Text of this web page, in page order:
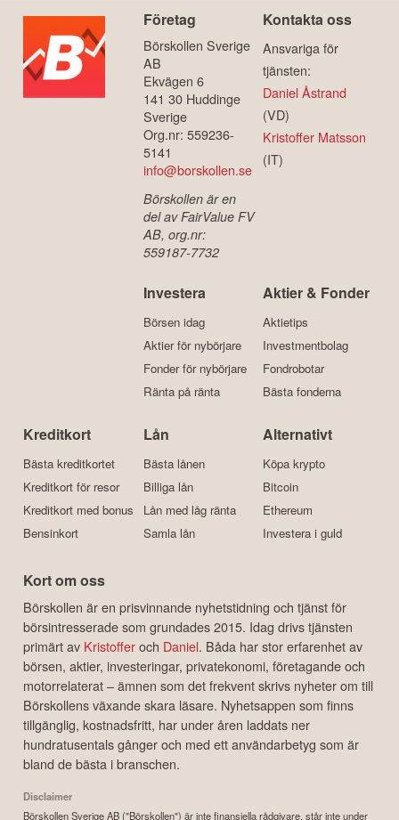
Företag
Börskollen Sverige
AB
Ekvägen 6
141 30 Huddinge
Sverige
Org.nr: 559236-
5141
info@borskollen.se
Börskollen är en
del av FairValue FV
AB, org.nr:
559187-7732
Kontakta oss
Ansvariga för
tjänsten:
Daniel Åstrand
(VD)
Kristoffer Matsson
(IT)
Investera
Börsen idag
Aktier för nybörjare
Fonder för nybörjare
Ränta på ränta
Aktier & Fonder
Aktietips
Investmentbolag
Fondrobotar
Bästa fonderna
Kreditkort
Bästa kreditkortet
Kreditkort för resor
Kreditkort med bonus
Bensinkort
Lån
Bästa lånen
Billiga lån
Lån med låg ränta
Samla lån
Alternativt
Köpa krypto
Bitcoin
Ethereum
Investera i guld
Kort om oss
Börskollen är en prisvinnande nyhetstidning och tjänst för
börsintresserade som grundades 2015. Idag drivs tjänsten
primärt av Kristofferoch Daniel. Båda har stor erfarenhet av
börsen, aktier, investeringar, privatekonomi, företagande och
motorrelaterat – ämnen som det frekvent skrivs nyheter om till
Börskollens växande skara läsare. Nyhetsappen som finns
tillgänglig, kostnadsfritt, har under åren laddats ner
hundratusentals gånger och med ett användarbetyg som är
bland de bästa i branschen.
Disclaimer
Börskollen Sverige AB ("Börskollen") är inte finansiella rådgivare, står inte under